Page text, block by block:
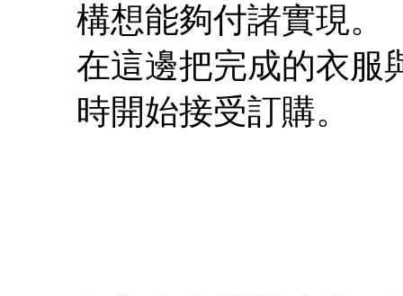
構想能夠付諸實現。
在這邊把完成的衣服
時開始接受訂購。